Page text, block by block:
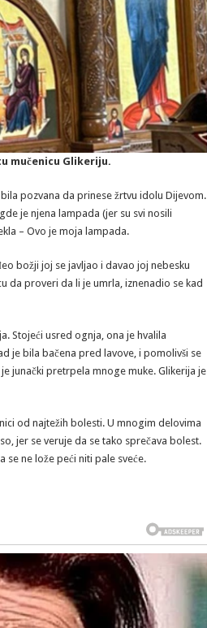
mučenicu Glikeriju.
pozvana da prinese žrtvu idolu Dijevom.
je njena lampada (jer su svi nosili
– Ovo je moja lampada.
božji joj se javljao i davao joj nebesku
da proveri da li je umrla, iznenadio se kad
Stojeći usred ognja, ona je hvalila
je bila bačena pred lavove, i pomolivši se
junački pretrpela mnoge muke. Glikerija je
od najtežih bolesti. U mnogim delovima
jer se veruje da se tako sprečava bolest.
se ne lože peći niti pale sveće.